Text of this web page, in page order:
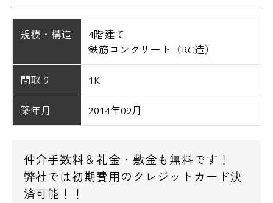
規模・構造
4階建て
鉄筋コンクリート（RC造）
間取り 1K
築年月 2014年09月
仲介手数料＆礼金・敷金も無料です！
弊社では初期費用のクレジットカード決
済可能！！